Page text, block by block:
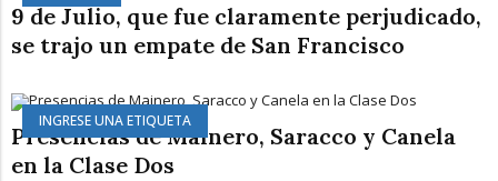
9 de Julio, que fue claramente perjudicado,
se trajo un empate de San Francisco
INGRESE UNA ETIQUETA
Presencias de Mainero, Saracco y Canela
en la Clase Dos